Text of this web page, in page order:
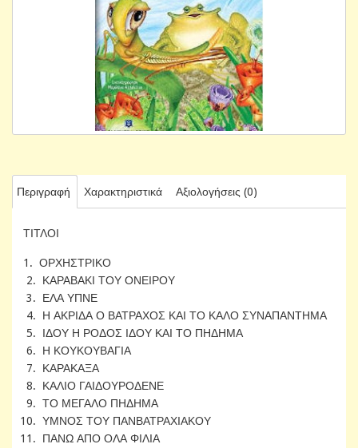
Περιγραφή Χαρακτηριστικά Αξιολογήσεις (0)
ΤΙΤΛΟΙ
1. ΟΡΧΗΣΤΡΙΚΟ
2. ΚΑΡΑΒΑΚΙ ΤΟΥ ΟΝΕΙΡΟΥ
3. ΕΛΑ ΥΠΝΕ
4. Η ΑΚΡΙΔΑ Ο ΒΑΤΡΑΧΟΣ ΚΑΙ ΤΟ ΚΑΛΟ ΣΥΝΑΠΑΝΤΗΜΑ
5. ΙΔΟΥ Η ΡΟΔΟΣ ΙΔΟΥ ΚΑΙ ΤΟ ΠΗΔΗΜΑ
6. Η ΚΟΥΚΟΥΒΑΓΙΑ
7. ΚΑΡΑΚΑΞΑ
8. ΚΑΛΙΟ ΓΑΙΔΟΥΡΟΔΕΝΕ
9. ΤΟ ΜΕΓΑΛΟ ΠΗΔΗΜΑ
10. ΥΜΝΟΣ ΤΟΥ ΠΑΝΒΑΤΡΑΧΙΑΚΟΥ
11. ΠΑΝΩ ΑΠΟ ΟΛΑ ΦΙΛΙΑ